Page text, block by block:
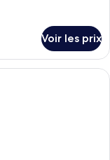
Voir les prix